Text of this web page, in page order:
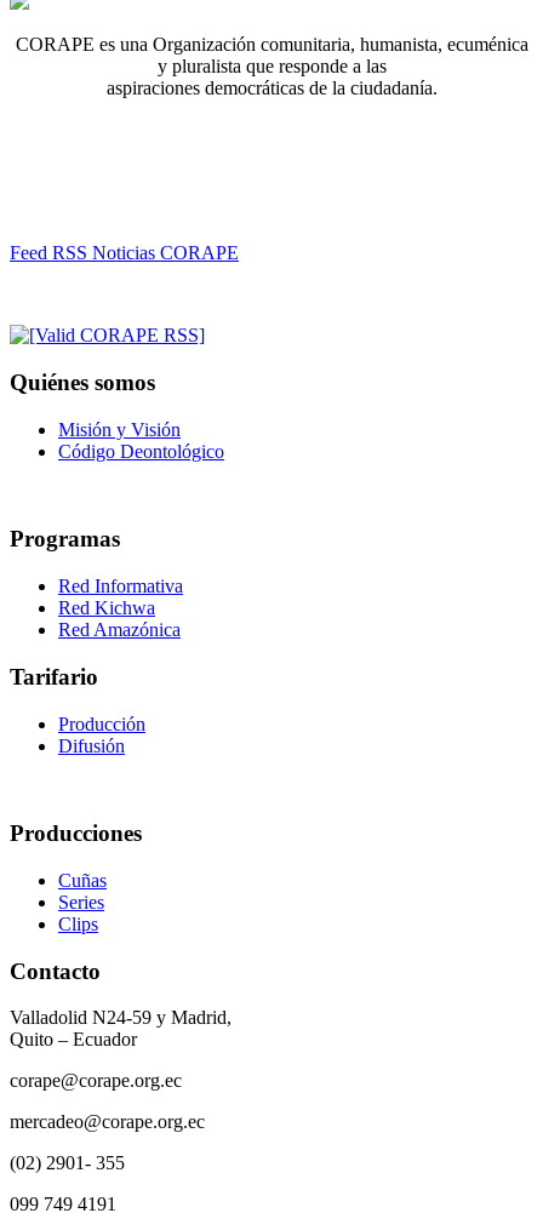
CORAPE es una Organización comunitaria, humanista, ecuménica
y pluralista que responde a las
aspiraciones democráticas de la ciudadanía.
Feed RSS Noticias CORAPE
Quiénes somos
Misión y Visión
Código Deontológico
Programas
Red Informativa
Red Kichwa
Red Amazónica
Tarifario
Producción
Difusión
Producciones
Cuñas
Series
Clips
Contacto
Valladolid N24-59 y Madrid,
Quito – Ecuador
corape@corape.org.ec
mercadeo@corape.org.ec
(02) 2901- 355
099 749 4191